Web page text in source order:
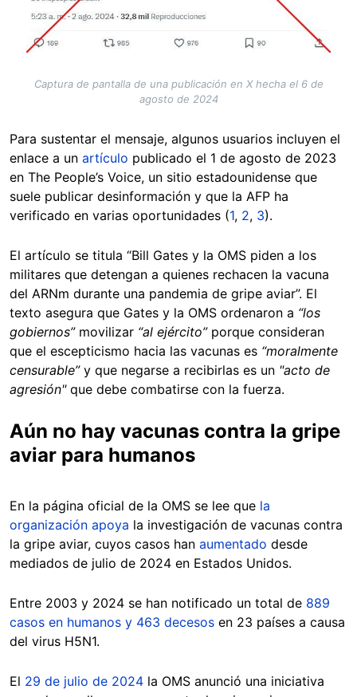
Captura de pantalla de una publicación en X hecha el 6 de
agosto de 2024
Para sustentar el mensaje, algunos usuarios incluyen el
enlace a un artículo publicado el 1 de agosto de 2023
en The People’s Voice, un sitio estadounidense que
suele publicar desinformación y que la AFP ha
verificado en varias oportunidades (1, 2, 3).
El artículo se titula “Bill Gates y la OMS piden a los
militares que detengan a quienes rechacen la vacuna
del ARNm durante una pandemia de gripe aviar”. El
texto asegura que Gates y la OMS ordenaron a “los
gobiernos” movilizar “al ejército” porque consideran
que el escepticismo hacia las vacunas es “moralmente
censurable”y que negarse a recibirlas es un "acto de
agresión"que debe combatirse con la fuerza.
Aún no hay vacunas contra la gripe
aviar para humanos
En la página oficial de la OMS se lee que la
organización apoya la investigación de vacunas contra
la gripe aviar, cuyos casos han aumentado desde
mediados de julio de 2024 en Estados Unidos.
Entre 2003 y 2024 se han notificado un total de 889
casos en humanos y 463 decesos en 23 países a causa
del virus H5N1.
El 29 de julio de 2024 la OMS anunció una iniciativa